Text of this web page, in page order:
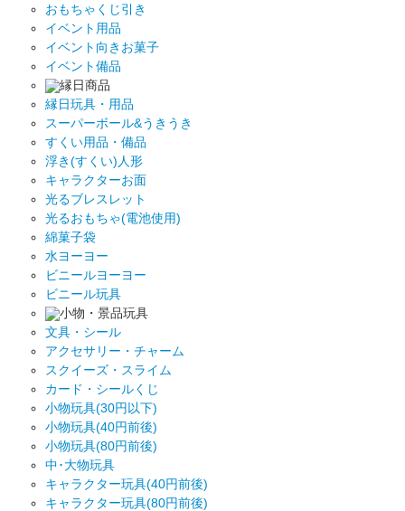
おもちゃくじ引き
イベント用品
イベント向きお菓子
イベント備品
縁日商品
縁日玩具・用品
スーパーボール&うきうき
すくい用品・備品
浮き(すくい)人形
キャラクターお面
光るブレスレット
光るおもちゃ(電池使用)
綿菓子袋
水ヨーヨー
ビニールヨーヨー
ビニール玩具
小物・景品玩具
文具・シール
アクセサリー・チャーム
スクイーズ・スライム
カード・シールくじ
小物玩具(30円以下)
小物玩具(40円前後)
小物玩具(80円前後)
中･大物玩具
キャラクター玩具(40円前後)
キャラクター玩具(80円前後)